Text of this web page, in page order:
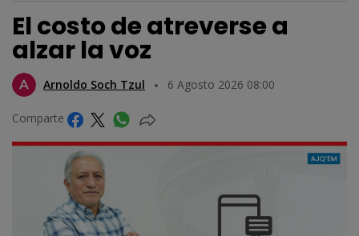
El costo de atreverse a
alzar la voz
Arnoldo Soch Tzul 6 Agosto 2026 08:00
Comparte